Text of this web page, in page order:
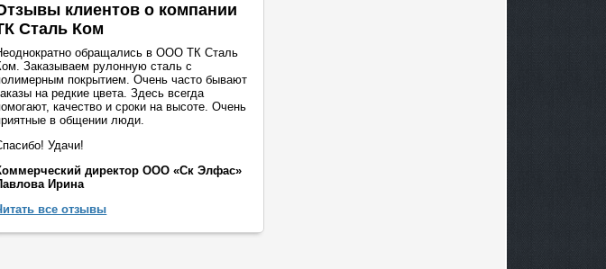
клиентов о компании
Сталь Ком
обращались в ООО ТК Сталь
Заказываем рулонную сталь с
покрытием. Очень часто бывают
на редкие цвета. Здесь всегда
качество и сроки на высоте. Очень
в общении люди.
Удачи!
директор ООО «Ск Элфас»
Ирина
все отзывы